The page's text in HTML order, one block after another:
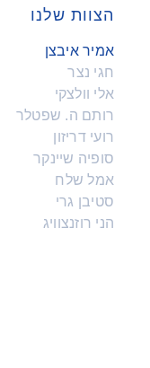
הצוות שלנו
אמיר איבצן
חגי נצר
אלי וולצקי
רותם ה. שפטלר
רועי דריזון
סופיה שיינקר
אמל שלח
סטיבן גרי
הני רוזנצוויג